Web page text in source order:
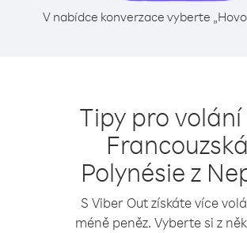
V nabídce konverzace vyberte
Tipy pro
Francouzská
Polynésie z
S Viber Out získáte více
méně peněz. Vyberte si z